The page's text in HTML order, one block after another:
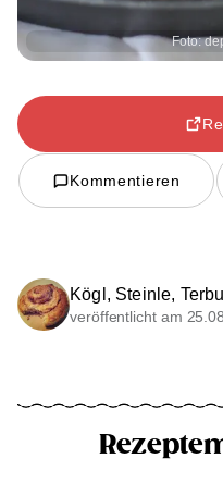
Foto:
Kommentieren
Kögl, Steinle,
veröffentlicht am